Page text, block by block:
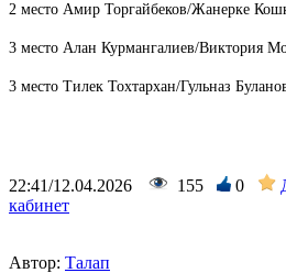
2 место Амир Торгайбеков/Жанерке
3 место Алан Курмангалиев/Виктория
3 место Тилек Тохтархан/Гульназ
22:41/12.04.2026 155 0
кабинет
Автор: Талап